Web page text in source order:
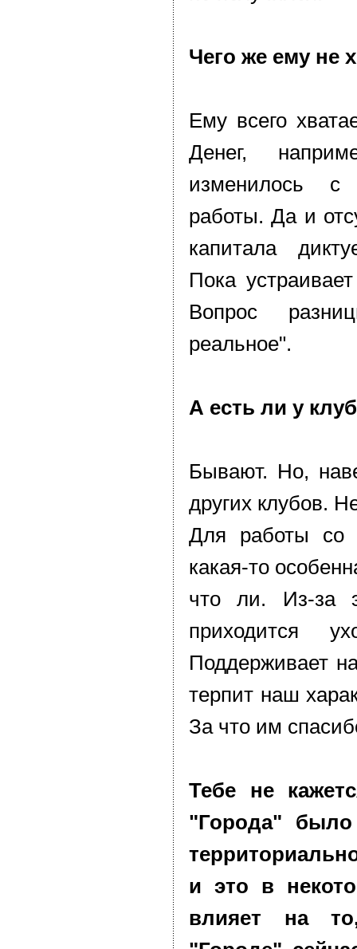
Чего же ему не
Ему всего
Денег,
изменилось с
работы. Да и
капитала
Пока
Вопрос
реальное".
А есть ли у
Бывают. Но,
других клубов.
Для работы со
какая-то
что ли. Из-за
приходится
Поддерживает
терпит наш
За что им
Тебе не
"Города"
и это в
влияет на